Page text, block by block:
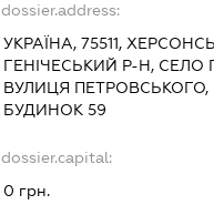
dossier.address:
УКРАЇНА, 75511,
ГЕНІЧЕСЬКИЙ Р-Н, СЕЛО
ВУЛИЦЯ ПЕТРОВСЬКОГО,
БУДИНОК 59
dossier.capital:
0 грн.